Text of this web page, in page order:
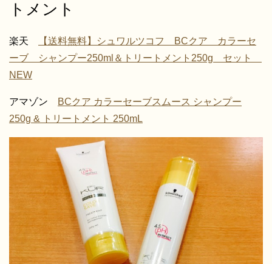
トメント
楽天
【送料無料】シュワルツコフ BCクア カラーセ
ーブ シャンプー250ml＆トリートメント250g セット
NEW
アマゾン
BCクア カラーセーブスムース シャンプー
250g & トリートメント 250mL